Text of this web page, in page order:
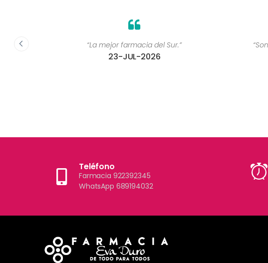
“La mejor farmacia del Sur.”
23-JUL-2026
Teléfono
Farmacia 922392345
WhatsApp 689194032